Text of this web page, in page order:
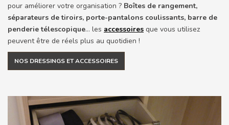
pour améliorer votre organisation ? Boîtes de rangement,
séparateurs de tiroirs, porte-pantalons coulissants, barre de
penderie télescopique... les accessoires que vous utilisez
peuvent être de réels plus au quotidien !
NOS DRESSINGS ET ACCESSOIRES